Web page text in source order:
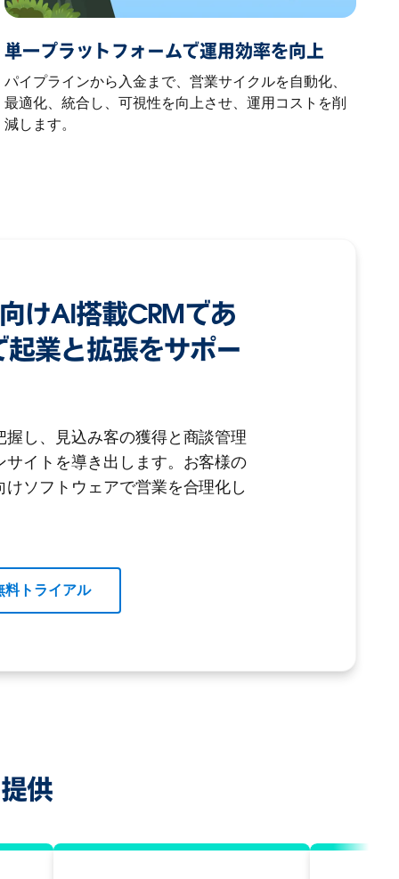
単一プラットフォームで運用効率を向上
パイプラインから入金まで、営業サイクルを自動化、
最適化、統合し、可視性を向上させ、運用コストを削
減します。
けAI搭載CRMであ
業と拡張をサポー
し、見込み客の獲得と商談管理
イトを導き出します。お客様の
ソフトウェアで営業を合理化し
料トライアル
供